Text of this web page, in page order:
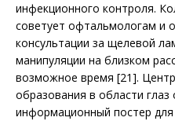
инфекционного контроля.
советует офтальмологам и
консультации за щелевой
манипуляции на близком
возможное время [21].
образования в области глаз
информационный постер